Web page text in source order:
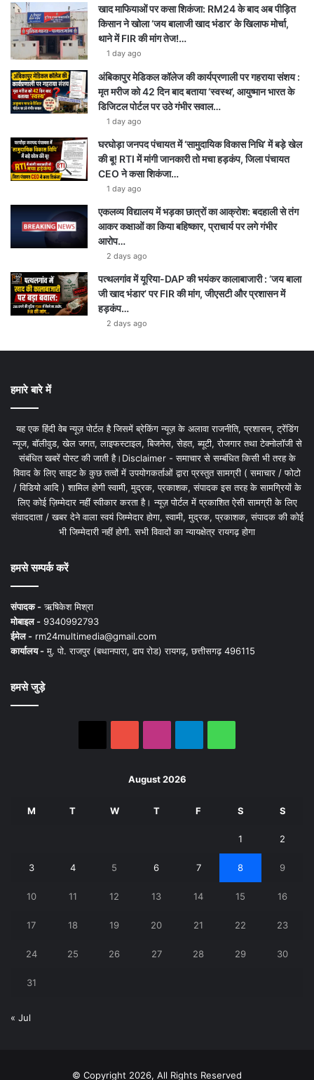
खाद माफियाओं पर कसा शिकंजा: RM24 के बाद अब पीड़ित
किसान ने खोला ‘जय बालाजी खाद भंडार’ के खिलाफ मोर्चा,
थाने में FIR की मांग तेज!…
1 day ago
अंबिकापुर मेडिकल कॉलेज की कार्यप्रणाली पर गहराया संशय :
मृत मरीज को 42 दिन बाद बताया ‘स्वस्थ’, आयुष्मान भारत के
डिजिटल पोर्टल पर उठे गंभीर सवाल…
1 day ago
घरघोड़ा जनपद पंचायत में ‘सामुदायिक विकास निधि’ में बड़े खेल
की बू! RTI में मांगी जानकारी तो मचा हड़कंप, जिला पंचायत
CEO ने कसा शिकंजा…
1 day ago
एकलव्य विद्यालय में भड़का छात्रों का आक्रोश: बदहाली से तंग
आकर कक्षाओं का किया बहिष्कार, प्राचार्य पर लगे गंभीर
आरोप…
2 days ago
पत्थलगांव में यूरिया-DAP की भयंकर कालाबाजारी : ‘जय बाला
जी खाद भंडार’ पर FIR की मांग, जीएसटी और प्रशासन में
हड़कंप…
2 days ago
हमारे बारे में
यह एक हिंदी वेब न्यूज़ पोर्टल है जिसमें ब्रेकिंग न्यूज़ के अलावा राजनीति, प्रशासन, ट्रेंडिंग
न्यूज, बॉलीवुड, खेल जगत, लाइफस्टाइल, बिजनेस, सेहत, ब्यूटी, रोजगार तथा टेक्नोलॉजी से
संबंधित खबरें पोस्ट की जाती है।Disclaimer - समाचार से सम्बंधित किसी भी तरह के
विवाद के लिए साइट के कुछ तत्वों में उपयोगकर्ताओं द्वारा प्रस्तुत सामग्री ( समाचार / फोटो
/ विडियो आदि ) शामिल होगी स्वामी, मुद्रक, प्रकाशक, संपादक इस तरह के सामग्रियों के
लिए कोई ज़िम्मेदार नहीं स्वीकार करता है। न्यूज़ पोर्टल में प्रकाशित ऐसी सामग्री के लिए
संवाददाता / खबर देने वाला स्वयं जिम्मेदार होगा, स्वामी, मुद्रक, प्रकाशक, संपादक की कोई
भी जिम्मेदारी नहीं होगी. सभी विवादों का न्यायक्षेत्र रायगढ़ होगा
हमसे सम्पर्क करें
संपादक -ऋषिकेश मिश्रा
मोबाइल - 9340992793
ईमेल - rm24multimedia@gmail.com
कार्यालय -मु. पो. राजपुर (बथानपारा, ढाप रोड) रायगढ़, छत्तीसगढ़ 496115
हमसे जुड़े
August 2026
M T W T F S S
1 2
3 4 5 6 7 8 9
10 11 12 13 14 15 16
17 18 19 20 21 22 23
24 25 26 27 28 29 30
31
« Jul
© Copyright 2026, All Rights Reserved